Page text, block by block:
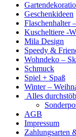
Geschenkideen
Flaschenhalter
Kuscheltiere -
Mila Design
Speedy &
Wohndeko –
Schmuck
Spiel + Spaß
Winter –
Alles
AGB
Impressum
Zahlungsarten